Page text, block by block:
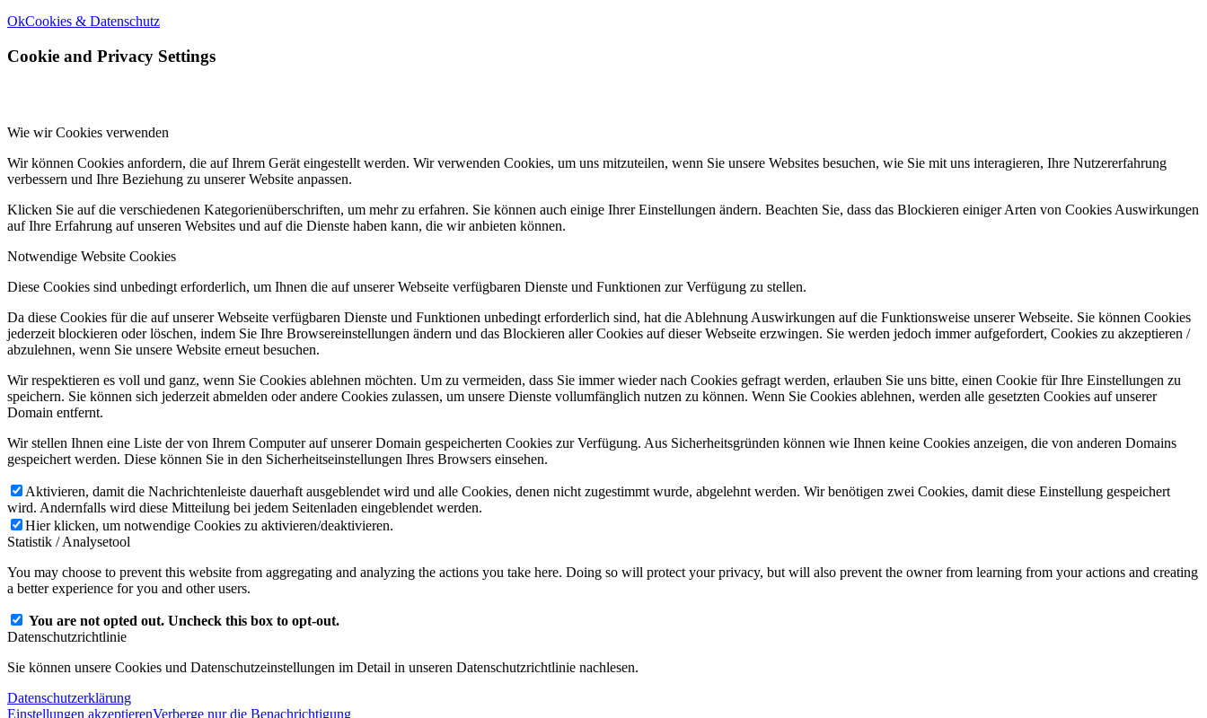
OkCookies & Datenschutz
Cookie and Privacy Settings
Wie wir Cookies verwenden
Wir können Cookies anfordern, die auf Ihrem Gerät eingestellt werden. Wir verwenden Cookies, um uns mitzuteilen, wenn Sie unsere Websites besuchen, wie Sie mit uns interagieren, Ihre Nutzererfahrung
verbessern und Ihre Beziehung zu unserer Website anpassen.
Klicken Sie auf die verschiedenen Kategorienüberschriften, um mehr zu erfahren. Sie können auch einige Ihrer Einstellungen ändern. Beachten Sie, dass das Blockieren einiger Arten von Cookies Auswirkungen
auf Ihre Erfahrung auf unseren Websites und auf die Dienste haben kann, die wir anbieten können.
Notwendige Website Cookies
Diese Cookies sind unbedingt erforderlich, um Ihnen die auf unserer Webseite verfügbaren Dienste und Funktionen zur Verfügung zu stellen.
Da diese Cookies für die auf unserer Webseite verfügbaren Dienste und Funktionen unbedingt erforderlich sind, hat die Ablehnung Auswirkungen auf die Funktionsweise unserer Webseite. Sie können Cookies
jederzeit blockieren oder löschen, indem Sie Ihre Browsereinstellungen ändern und das Blockieren aller Cookies auf dieser Webseite erzwingen. Sie werden jedoch immer aufgefordert, Cookies zu akzeptieren /
abzulehnen, wenn Sie unsere Website erneut besuchen.
Wir respektieren es voll und ganz, wenn Sie Cookies ablehnen möchten. Um zu vermeiden, dass Sie immer wieder nach Cookies gefragt werden, erlauben Sie uns bitte, einen Cookie für Ihre Einstellungen zu
speichern. Sie können sich jederzeit abmelden oder andere Cookies zulassen, um unsere Dienste vollumfänglich nutzen zu können. Wenn Sie Cookies ablehnen, werden alle gesetzten Cookies auf unserer
Domain entfernt.
Wir stellen Ihnen eine Liste der von Ihrem Computer auf unserer Domain gespeicherten Cookies zur Verfügung. Aus Sicherheitsgründen können wie Ihnen keine Cookies anzeigen, die von anderen Domains
gespeichert werden. Diese können Sie in den Sicherheitseinstellungen Ihres Browsers einsehen.
Aktivieren, damit die Nachrichtenleiste dauerhaft ausgeblendet wird und alle Cookies, denen nicht zugestimmt wurde, abgelehnt werden. Wir benötigen zwei Cookies, damit diese Einstellung gespeichert
wird. Andernfalls wird diese Mitteilung bei jedem Seitenladen eingeblendet werden.
Hier klicken, um notwendige Cookies zu aktivieren/deaktivieren.
Statistik / Analysetool
You may choose to prevent this website from aggregating and analyzing the actions you take here. Doing so will protect your privacy, but will also prevent the owner from learning from your actions and creating
a better experience for you and other users.
You are not opted out. Uncheck this box to opt-out.
Datenschutzrichtlinie
Sie können unsere Cookies und Datenschutzeinstellungen im Detail in unseren Datenschutzrichtlinie nachlesen.
Datenschutzerklärung
Einstellungen akzeptierenVerberge nur die Benachrichtigung